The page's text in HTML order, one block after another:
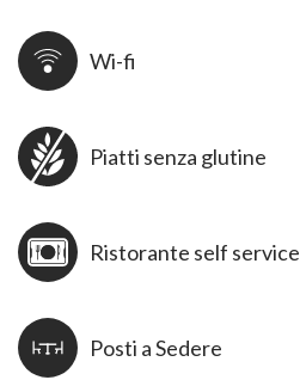
Wi-fi
Piatti senza glutine
Ristorante self service
Posti a Sedere